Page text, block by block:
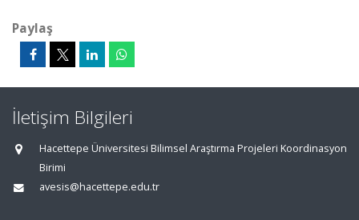
Paylaş
İletişim Bilgileri
Hacettepe Üniversitesi Bilimsel Araştırma Projeleri Koordinasyon
Birimi
avesis@hacettepe.edu.tr